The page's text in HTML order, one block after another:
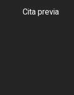
Cita previa